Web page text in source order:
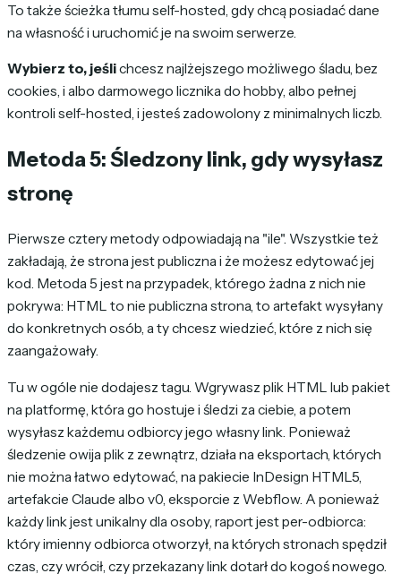
To także ścieżka tłumu self-hosted, gdy chcą posiadać dane
na własność i uruchomić je na swoim serwerze.
Wybierz to, jeślichcesz najlżejszego możliwego śladu, bez
cookies, i albo darmowego licznika do hobby, albo pełnej
kontroli self-hosted, i jesteś zadowolony z minimalnych liczb.
Metoda 5: Śledzony link, gdy wysyłasz
stronę
Pierwsze cztery metody odpowiadają na "ile". Wszystkie też
zakładają, że strona jest publiczna i że możesz edytować jej
kod. Metoda 5 jest na przypadek, którego żadna z nich nie
pokrywa: HTML to nie publiczna strona, to artefakt wysyłany
do konkretnych osób, a ty chcesz wiedzieć, które z nich się
zaangażowały.
Tu w ogóle nie dodajesz tagu. Wgrywasz plik HTML lub pakiet
na platformę, która go hostuje i śledzi za ciebie, a potem
wysyłasz każdemu odbiorcy jego własny link. Ponieważ
śledzenie owija plik z zewnątrz, działa na eksportach, których
nie można łatwo edytować, na pakiecie InDesign HTML5,
artefakcie Claude albo v0, eksporcie z Webflow. A ponieważ
każdy link jest unikalny dla osoby, raport jest per-odbiorca:
który imienny odbiorca otworzył, na których stronach spędził
czas, czy wrócił, czy przekazany link dotarł do kogoś nowego.